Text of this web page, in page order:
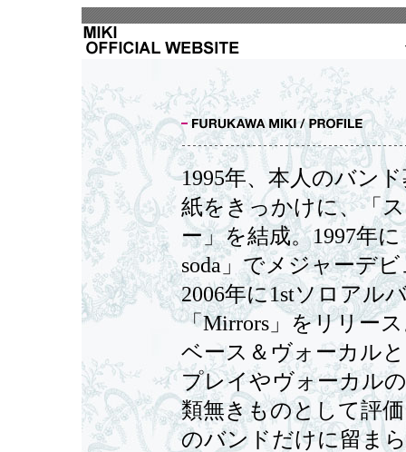
1995年、本人のバン
紙をきっかけに、「
ー」を結成。1997年に
soda」でメジャーデ
2006年に1stソロアル
「Mirrors」をリリー
ベース＆ヴォーカル
プレイやヴォーカル
類無きものとして評
のバンドだけに留ま